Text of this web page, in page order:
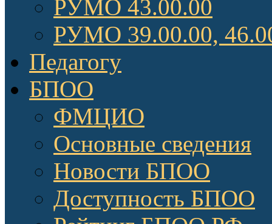
РУМО 43.00.00
РУМО 39.00.00,
Педагогу
БПОО
ФМЦИО
Основные сведения
Новости БПОО
Доступность БПОО